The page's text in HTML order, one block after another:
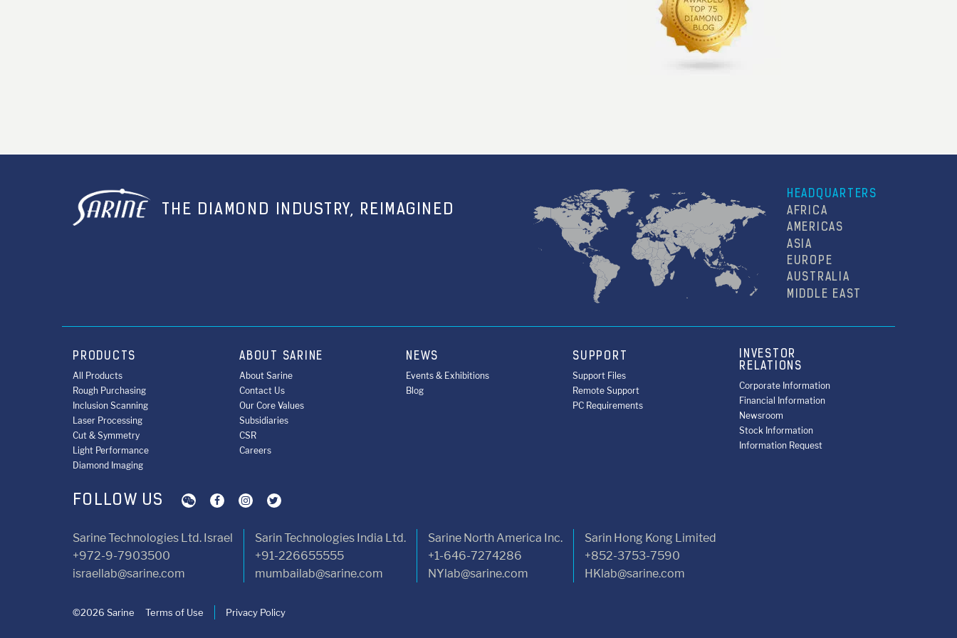
THE DIAMOND INDUSTRY, REIMAGINED
HEADQUARTERS
AFRICA
AMERICAS
ASIA
EUROPE
AUSTRALIA
MIDDLE EAST
PRODUCTS
All Products
Rough Purchasing
Inclusion Scanning
Laser Processing
Cut & Symmetry
Light Performance
Diamond Imaging
ABOUT SARINE
About Sarine
Contact Us
Our Core Values
Subsidiaries
CSR
Careers
NEWS
Events & Exhibitions
Blog
SUPPORT
Support Files
Remote Support
PC Requirements
INVESTOR
RELATIONS
Corporate Information
Financial Information
Newsroom
Stock Information
Information Request
FOLLOW US
Sarine Technologies Ltd. Israel
+972-9-7903500
israellab@sarine.com
Sarin Technologies India Ltd.
+91-226655555
mumbailab@sarine.com
Sarine North America Inc.
+1-646-7274286
NYlab@sarine.com
Sarin Hong Kong Limited
+852-3753-7590
HKlab@sarine.com
©2026 Sarine Terms of Use Privacy Policy